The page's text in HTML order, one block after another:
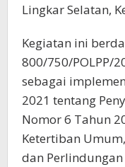
Lingkar Selatan,
Kegiatan ini
800/750/POLPP/
sebagai
2021 tentang
Nomor 6 Tahun
Ketertiban
dan